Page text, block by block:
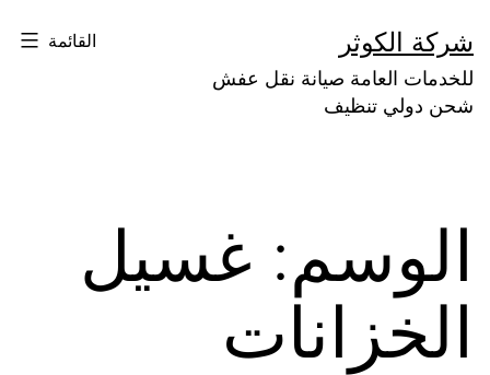
إلى
المحتوى
شركة الكوثر
للخدمات العامة صيانة نقل عفش
شحن دولي تنظيف
القائمة
الوسم: غسيل
الخزانات